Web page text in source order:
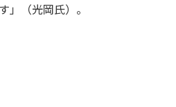
」（光岡氏）。